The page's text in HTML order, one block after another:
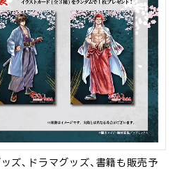
ズ、ドラマグッズ、書籍も販売予